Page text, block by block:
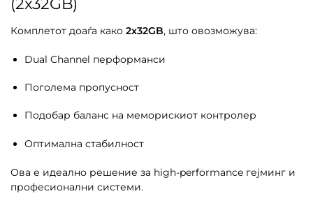
(2x32GB)
Комплетот доаѓа како 2x32GB, што овозможува:
Dual Channel перформанси
Поголема пропусност
Подобар баланс на меморискиот контролер
Оптимална стабилност
Ова е идеално решение за high-performance гејминг и
професионални системи.